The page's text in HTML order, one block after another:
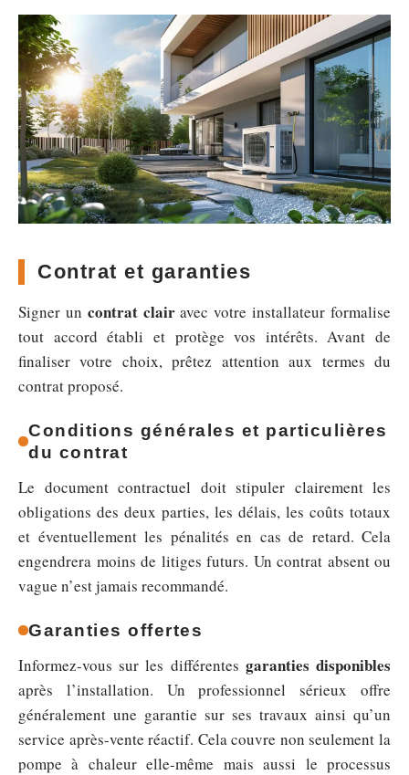
Contrat et garanties
Signer un contrat clairavec votre installateur formalise
tout accord établi et protège vos intérêts. Avant de
finaliser votre choix, prêtez attention aux termes du
contrat proposé.
Conditions générales et particulières
du contrat
Le document contractuel doit stipuler clairement les
obligations des deux parties, les délais, les coûts totaux
et éventuellement les pénalités en cas de retard. Cela
engendrera moins de litiges futurs. Un contrat absent ou
vague n’est jamais recommandé.
Garanties offertes
Informez-vous sur les différentes garanties disponibles
après l’installation. Un professionnel sérieux offre
généralement une garantie sur ses travaux ainsi qu’un
service après-vente réactif. Cela couvre non seulement la
pompe à chaleur elle-même mais aussi le processus